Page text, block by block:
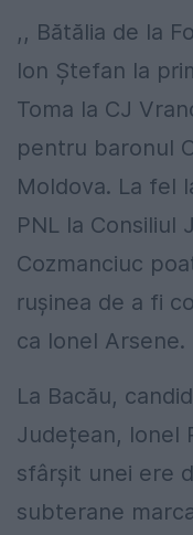
,, Bătălia de la
Ion Ștefan la
Toma la CJ
pentru baronul
Moldova. La fel
PNL la Consiliul
Cozmanciuc
rușinea de a fi
ca Ionel Arsene.
La Bacău,
Județean, Ionel
sfârșit unei ere
subterane